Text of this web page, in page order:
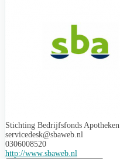
Stichting Bedrijfsfonds Apotheken
servicedesk@sbaweb.nl
0306008520
http://www.sbaweb.nl